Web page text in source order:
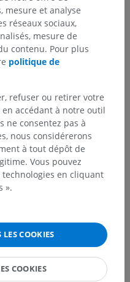
mesure et analyse
réseaux sociaux,
mesure de
contenu. Pour plus
politique de
refuser ou retirer votre
accédant à notre outil
ne consentez pas à
nous considérerons
à tout dépôt de
Vous pouvez
en cliquant
».
COOKIES
COOKIES